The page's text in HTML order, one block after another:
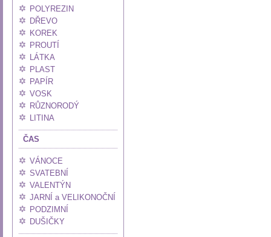
POLYREZIN
DŘEVO
KOREK
PROUTÍ
LÁTKA
PLAST
PAPÍR
VOSK
RŮZNORODÝ
LITINA
ČAS
VÁNOCE
SVATEBNÍ
VALENTÝN
JARNÍ a VELIKONOČNÍ
PODZIMNÍ
DUŠIČKY